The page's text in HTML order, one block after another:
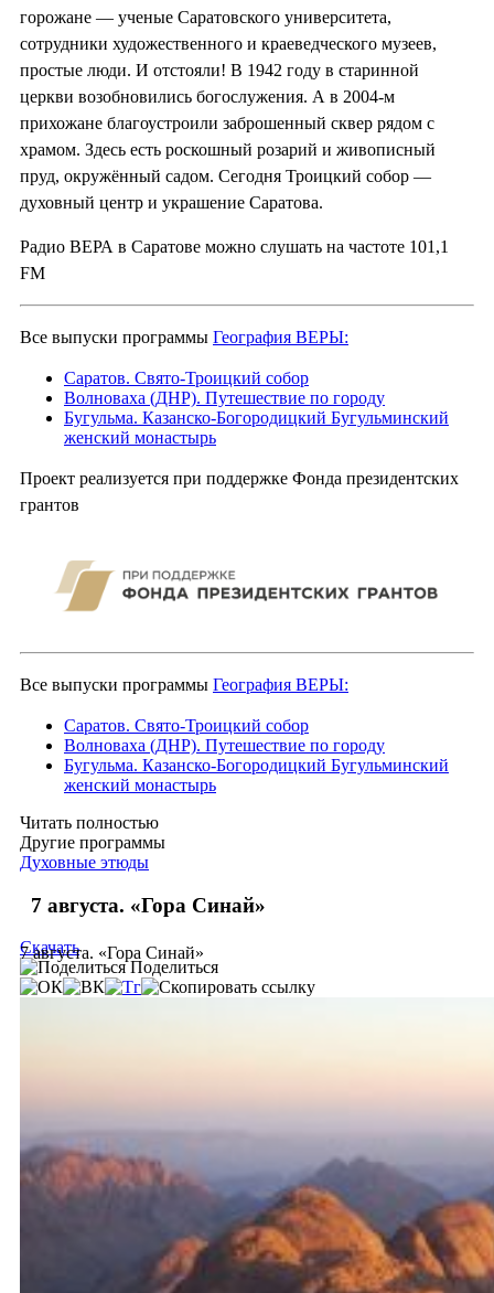
горожане — ученые Саратовского университета,
сотрудники художественного и краеведческого музеев,
простые люди. И отстояли! В 1942 году в старинной
церкви возобновились богослужения. А в 2004-м
прихожане благоустроили заброшенный сквер рядом с
храмом. Здесь есть роскошный розарий и живописный
пруд, окружённый садом. Сегодня Троицкий собор —
духовный центр и украшение Саратова.
Радио ВЕРА в Саратове можно слушать на частоте 101,1
FM
Все выпуски программы География ВЕРЫ:
Саратов. Свято-Троицкий собор
Волноваха (ДНР). Путешествие по городу
Бугульма. Казанско-Богородицкий Бугульминский
женский монастырь
Проект реализуется при поддержке Фонда президентских
грантов
Все выпуски программы География ВЕРЫ:
Саратов. Свято-Троицкий собор
Волноваха (ДНР). Путешествие по городу
Бугульма. Казанско-Богородицкий Бугульминский
женский монастырь
Читать полностью
Другие программы
Духовные этюды
7 августа. «Гора Синай»
7 августа. «Гора Синай»
Скачать
Поделиться